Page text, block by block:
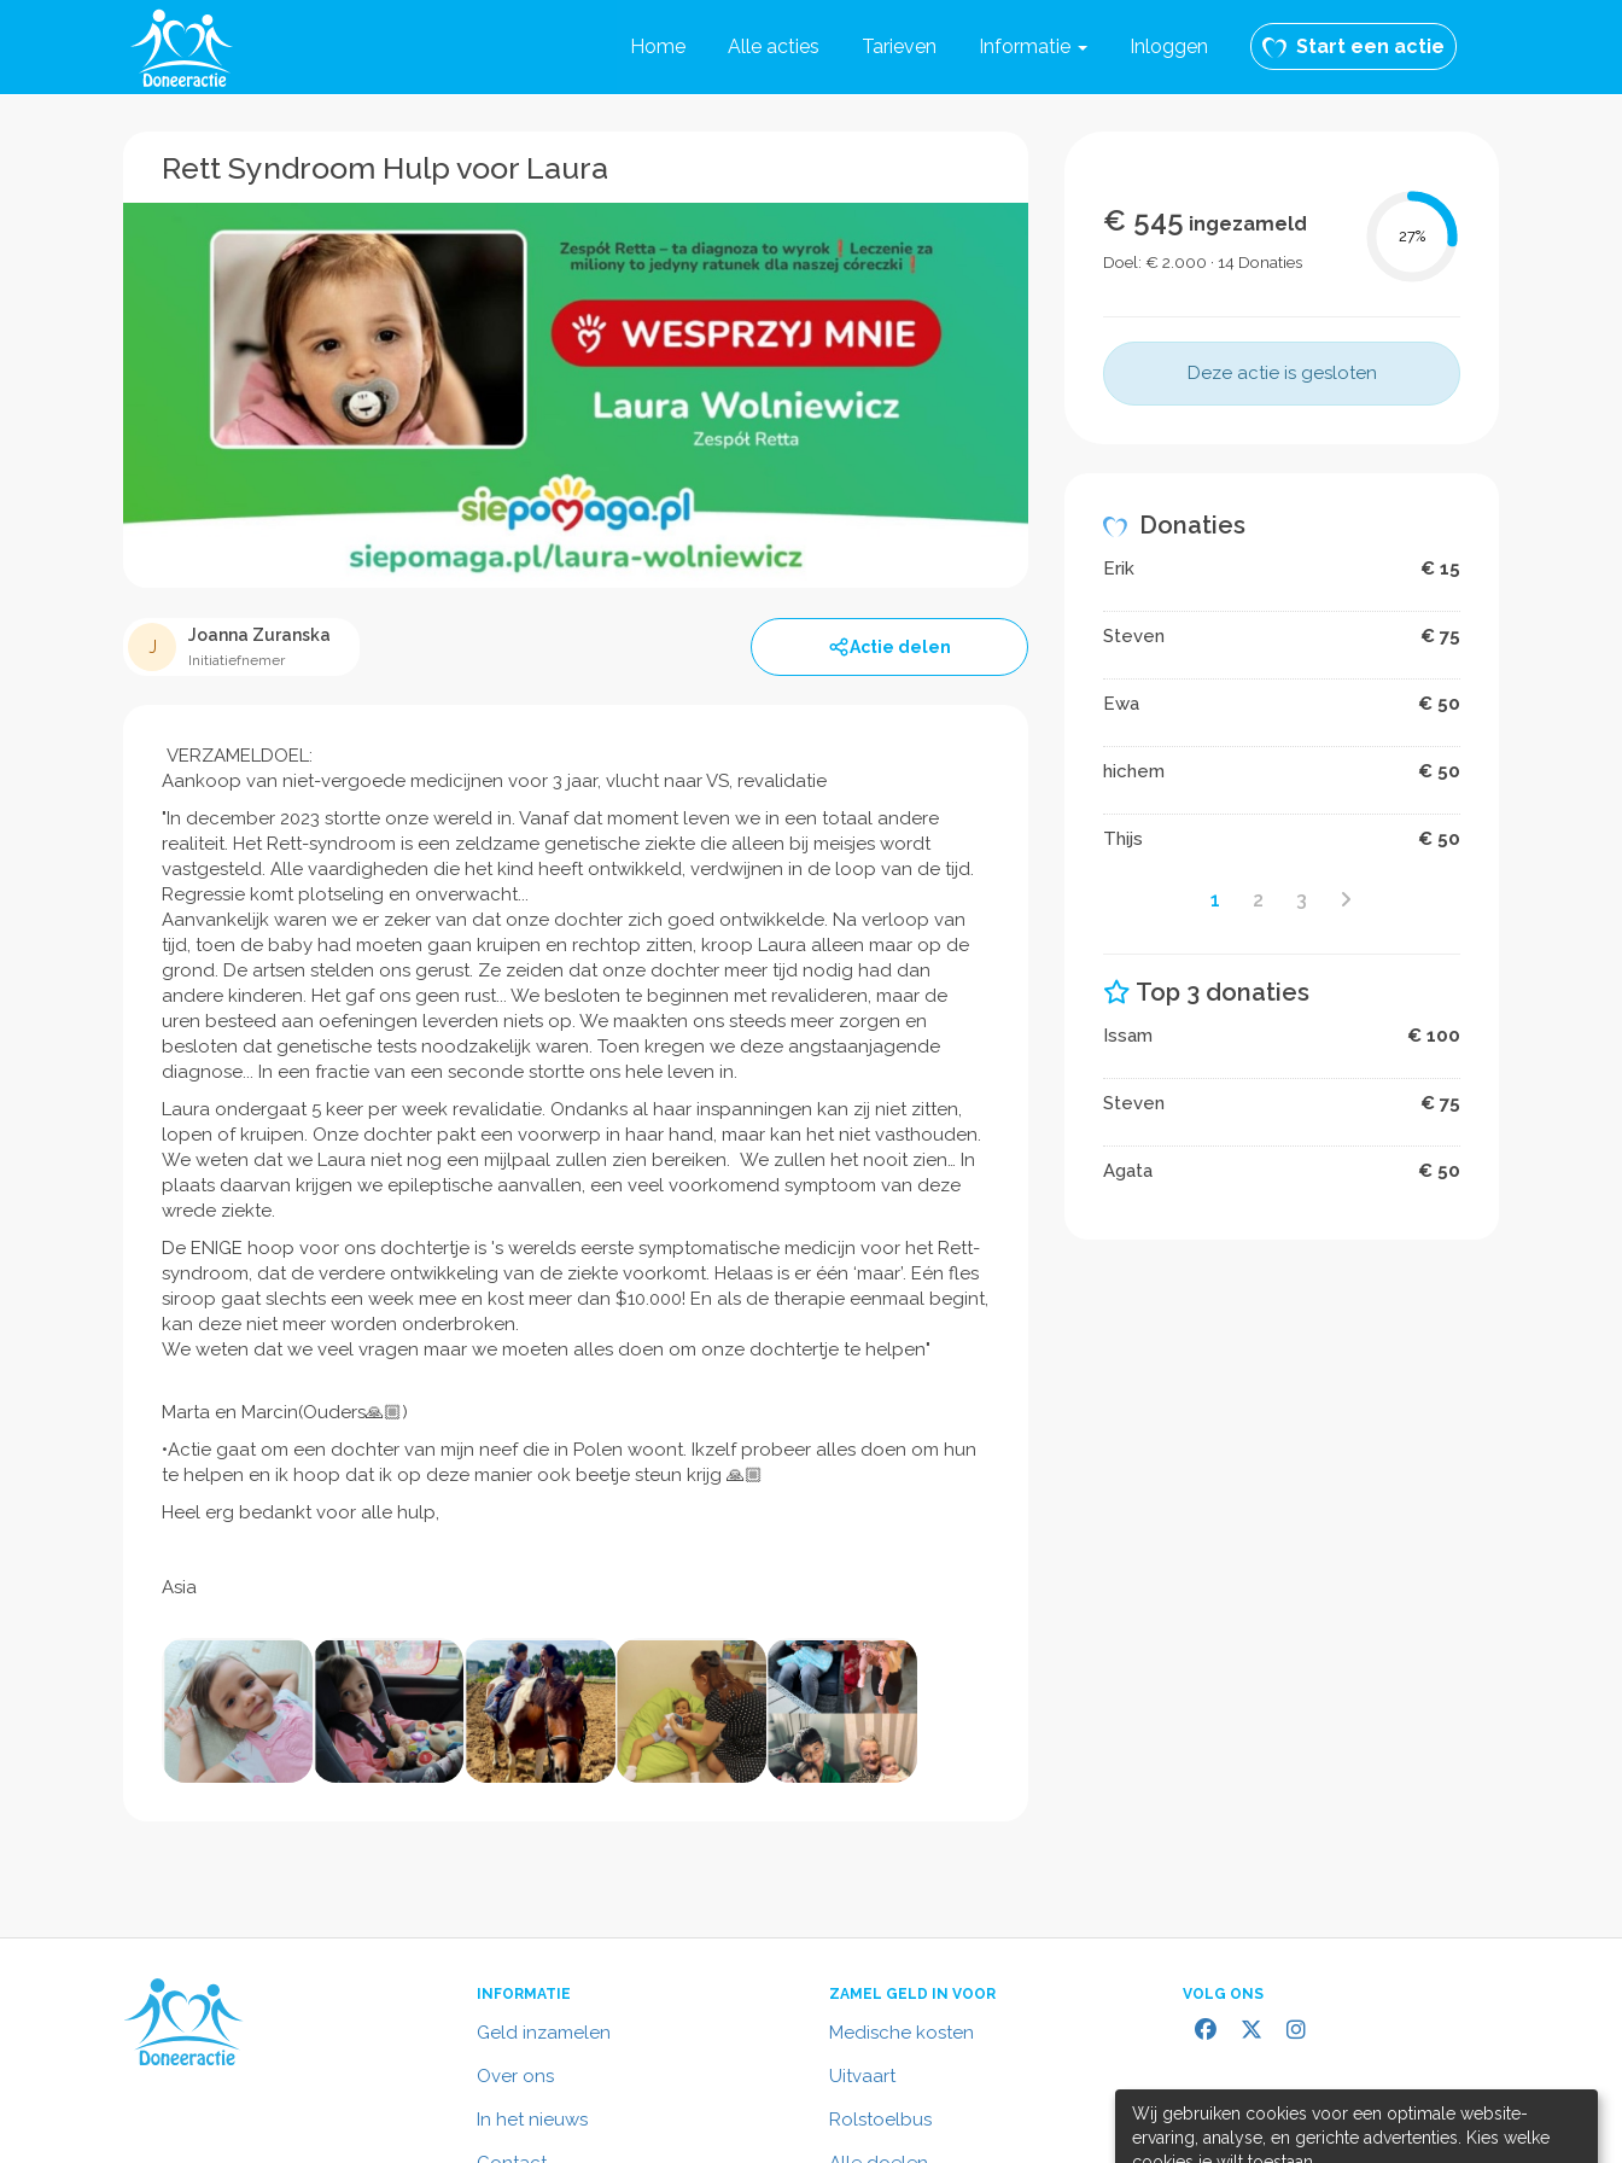
Home Alle acties Tarieven Informatie Inloggen Start een actie
Rett Syndroom Hulp voor Laura
J
Joanna Zuranska
Initiatiefnemer
Actie delen
VERZAMELDOEL:
Aankoop van niet-vergoede medicijnen voor 3 jaar, vlucht naar VS, revalidatie
"In december 2023 stortte onze wereld in. Vanaf dat moment leven we in een totaal andere
realiteit. Het Rett-syndroom is een zeldzame genetische ziekte die alleen bij meisjes wordt
vastgesteld. Alle vaardigheden die het kind heeft ontwikkeld, verdwijnen in de loop van de tijd.
Regressie komt plotseling en onverwacht...
Aanvankelijk waren we er zeker van dat onze dochter zich goed ontwikkelde. Na verloop van
tijd, toen de baby had moeten gaan kruipen en rechtop zitten, kroop Laura alleen maar op de
grond. De artsen stelden ons gerust. Ze zeiden dat onze dochter meer tijd nodig had dan
andere kinderen. Het gaf ons geen rust... We besloten te beginnen met revalideren, maar de
uren besteed aan oefeningen leverden niets op. We maakten ons steeds meer zorgen en
besloten dat genetische tests noodzakelijk waren. Toen kregen we deze angstaanjagende
diagnose... In een fractie van een seconde stortte ons hele leven in.
Laura ondergaat 5 keer per week revalidatie. Ondanks al haar inspanningen kan zij niet zitten,
lopen of kruipen. Onze dochter pakt een voorwerp in haar hand, maar kan het niet vasthouden.
We weten dat we Laura niet nog een mijlpaal zullen zien bereiken. We zullen het nooit zien… In
plaats daarvan krijgen we epileptische aanvallen, een veel voorkomend symptoom van deze
wrede ziekte.
De ENIGE hoop voor ons dochtertje is 's werelds eerste symptomatische medicijn voor het Rett-
syndroom, dat de verdere ontwikkeling van de ziekte voorkomt. Helaas is er één ‘maar’. Eén fles
siroop gaat slechts een week mee en kost meer dan $10.000! En als de therapie eenmaal begint,
kan deze niet meer worden onderbroken.
We weten dat we veel vragen maar we moeten alles doen om onze dochtertje te helpen"
Marta en Marcin(Ouders🙏🏼)
•Actie gaat om een dochter van mijn neef die in Polen woont. Ikzelf probeer alles doen om hun
te helpen en ik hoop dat ik op deze manier ook beetje steun krijg 🙏🏼
Heel erg bedankt voor alle hulp,
Asia
€ 545 ingezameld
Doel: € 2.000 · 14 Donaties
27%
Deze actie is gesloten
Donaties
Erik € 15
Steven € 75
Ewa € 50
hichem € 50
Thijs € 50
1 2 3
Top 3 donaties
Issam € 100
Steven € 75
Agata € 50
INFORMATIE
Geld inzamelen
Over ons
In het nieuws
ZAMEL GELD IN VOOR
Medische kosten
Uitvaart
Rolstoelbus
VOLG ONS
Wij gebruiken cookies voor een optimale website-
ervaring, analyse, en gerichte advertenties. Kies welke